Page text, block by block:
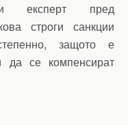
експерт пред
строги санкции
защото е
да се компенсират